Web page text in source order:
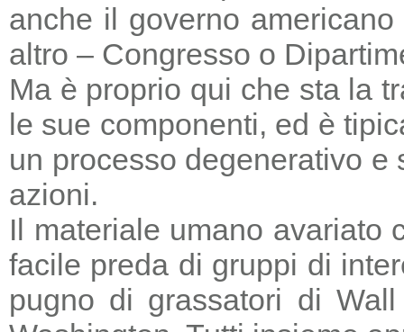
anche il governo
altro – Congresso o
Ma è proprio qui che sta la
le sue componenti, ed è
un processo degenerativo
azioni.
Il materiale umano avariato
facile preda di gruppi di
pugno di grassatori di